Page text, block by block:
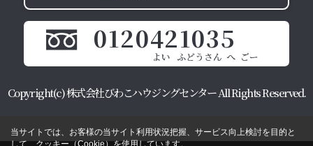
0120421035
Copyright(c) 株式会社びわこハウジングセンター All Rights Reserved.
当サイトでは、お客様の当サイト利用状況把握、サービス向上検討を目的と
して、クッキー（Cookie）を使用しています。